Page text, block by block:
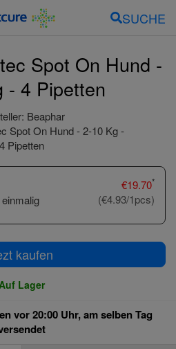
SUCHE
Spot On Hund -
- 4 Pipetten
Beaphar
€19.70*
(€4.93/1pcs)
kaufen
Lager
vor 20:00 Uhr, am selben Tag